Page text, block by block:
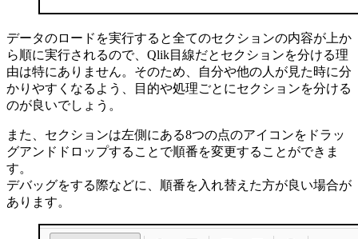
データのロードを実行すると全てのセクションの内容が上か
ら順に実行されるので、Qlik目線だとセクションを分ける理
由は特にありません。そのため、自分や他の人が見た時に分
かりやすくなるよう、目的や処理ごとにセクションを分ける
のが良いでしょう。
また、セクションは左側にある8つの点のアイコンをドラッ
グアンドドロップすることで順番を変更することができま
す。
デバッグをする際などに、順番を入れ替えた方が良い場合が
あります。